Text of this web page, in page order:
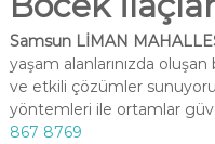
Samsun LİMAN
yaşam alanlarınızda oluşan
ve etkili çözümler
yöntemleri ile ortamlar
867 8769